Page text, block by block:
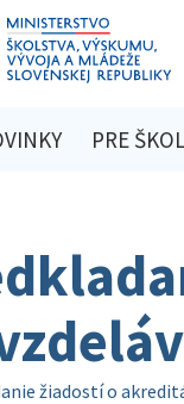
PRE
žiadostí o